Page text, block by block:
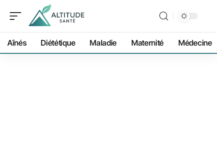
Aînés Diététique Maladie Maternité Médecine